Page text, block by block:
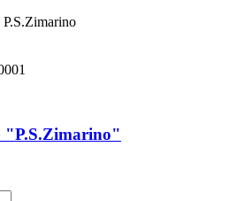
"P.S.Zimarino"